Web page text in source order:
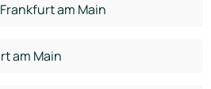
am Main
am Main